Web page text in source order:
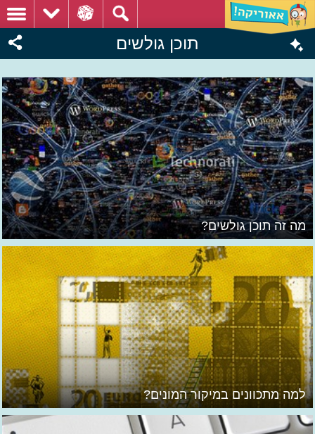
תוכן גולשים
מה זה תוכן גולשים?
למה מתכוונים במיקור המונים?